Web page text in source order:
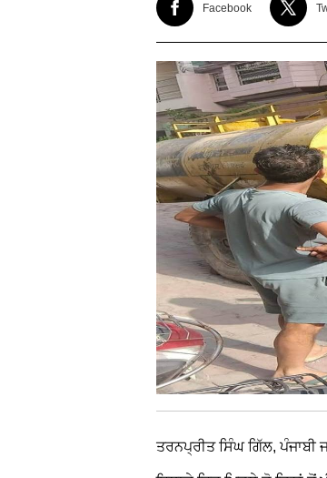
Facebook
ਤਰਨਪ੍ਰੀਤ ਸਿੰਘ ਗਿੱਲ, ਪੰਜਾਬੀ